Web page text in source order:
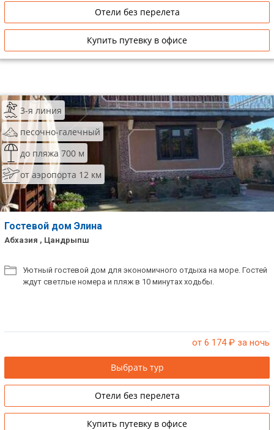
Отели без перелета
Купить путевку в офисе
3-я линия
песочно-галечный
до пляжа 700 м
от аэропорта 12 км
Гостевой дом Элина
Абхазия , Цандрыпш
Уютный гостевой дом для экономичного отдыха на море. Гостей
ждут светлые номера и пляж в 10 минутах ходьбы.
от 6 174₽ за ночь
Выбрать тур
Отели без перелета
Купить путевку в офисе